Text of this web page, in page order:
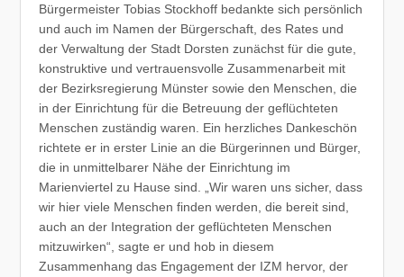
Bürgermeister Tobias Stockhoff bedankte sich persönlich
und auch im Namen der Bürgerschaft, des Rates und
der Verwaltung der Stadt Dorsten zunächst für die gute,
konstruktive und vertrauensvolle Zusammenarbeit mit
der Bezirksregierung Münster sowie den Menschen, die
in der Einrichtung für die Betreuung der geflüchteten
Menschen zuständig waren. Ein herzliches Dankeschön
richtete er in erster Linie an die Bürgerinnen und Bürger,
die in unmittelbarer Nähe der Einrichtung im
Marienviertel zu Hause sind. „Wir waren uns sicher, dass
wir hier viele Menschen finden werden, die bereit sind,
auch an der Integration der geflüchteten Menschen
mitzuwirken“, sagte er und hob in diesem
Zusammenhang das Engagement der IZM hervor, der